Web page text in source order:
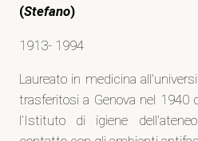
(Stefano)
1913- 1994
Laureato in medicina
trasferitosi a Genova nel 1940
l’Istituto di igiene